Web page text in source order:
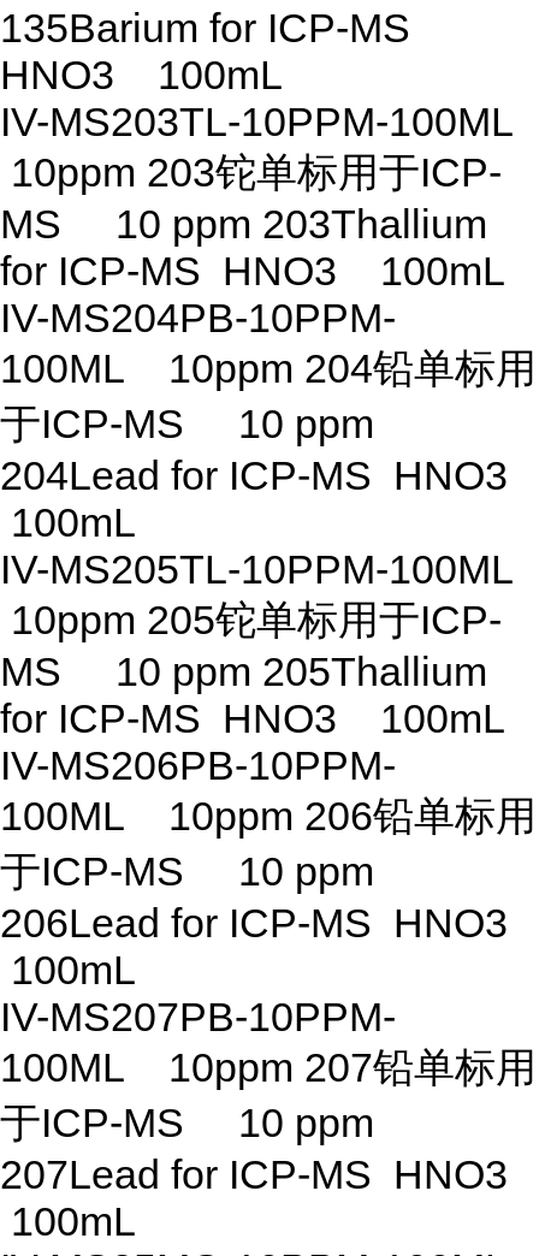
135Barium for ICP-MS
HNO3 100mL
IV-MS203TL-10PPM-100ML
10ppm 203铊单标用于ICP-
MS 10 ppm 203Thallium
for ICP-MS HNO3 100mL
IV-MS204PB-10PPM-
100ML 10ppm 204铅单标用
于ICP-MS 10 ppm
204Lead for ICP-MS HNO3
100mL
IV-MS205TL-10PPM-100ML
10ppm 205铊单标用于ICP-
MS 10 ppm 205Thallium
for ICP-MS HNO3 100mL
IV-MS206PB-10PPM-
100ML 10ppm 206铅单标用
于ICP-MS 10 ppm
206Lead for ICP-MS HNO3
100mL
IV-MS207PB-10PPM-
100ML 10ppm 207铅单标用
于ICP-MS 10 ppm
207Lead for ICP-MS HNO3
100mL